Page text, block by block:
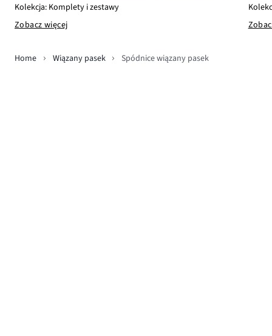
Kolekcja: Komplety i zestawy
Zobacz więcej
Home Wiązany pasek Spódnice wiązany pasek